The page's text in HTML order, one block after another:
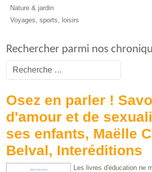
Nature & jardin
Voyages, sports, loisirs
Rechercher parmi nos
Valider
Osez en parler !
d'amour et de
ses enfants, Maëlle
Belval, Interéditions
Les livres d'éducation ne